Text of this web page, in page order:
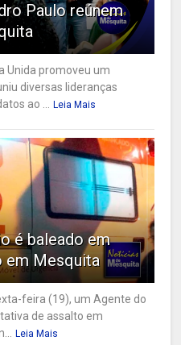
Paulo reúnem
Unida promoveu um
diversas lideranças
ao ... Leia Mais
é baleado em
em Mesquita
feira (19), um Agente do
de assalto em
Leia Mais